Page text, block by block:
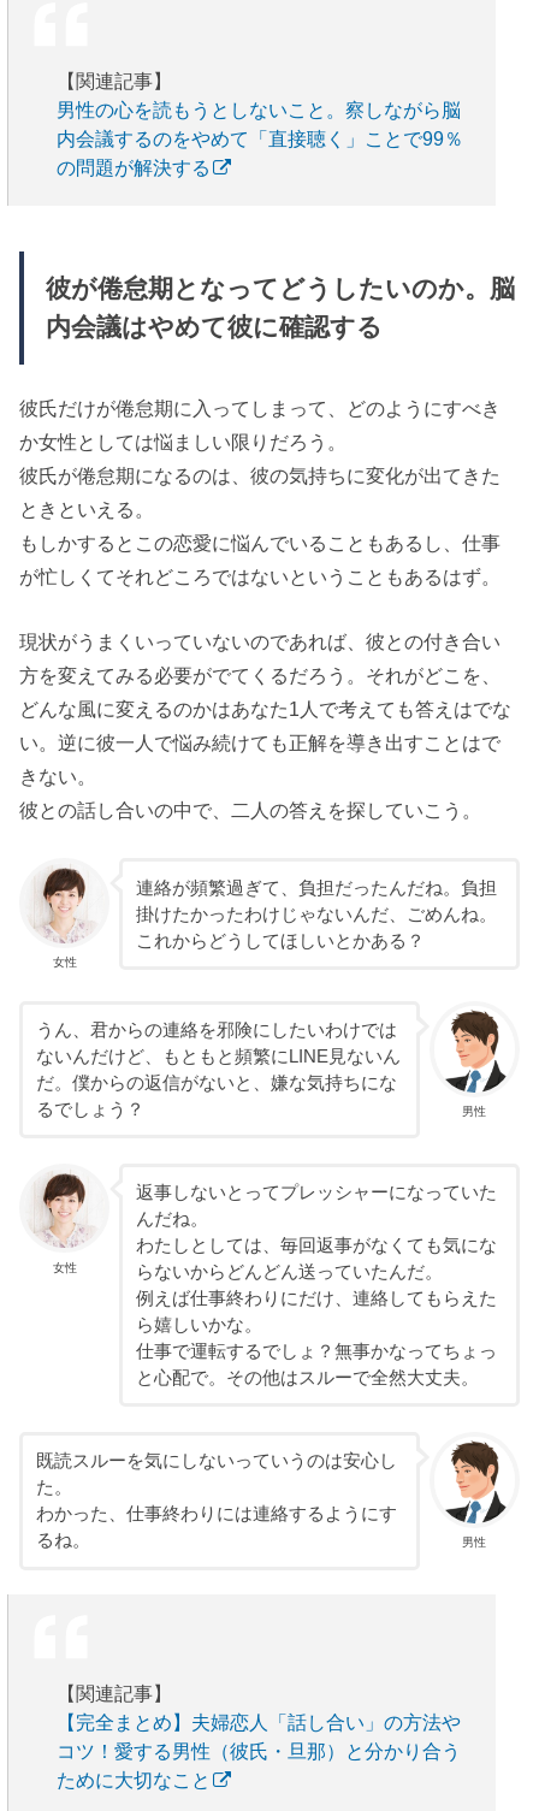
【関連記事】
男性の心を読もうとしないこと。察しながら脳
内会議するのをやめて「直接聴く」ことで99％
の問題が解決する
彼が倦怠期となってどうしたいのか。脳
内会議はやめて彼に確認する
彼氏だけが倦怠期に入ってしまって、どのようにすべき
か女性としては悩ましい限りだろう。
彼氏が倦怠期になるのは、彼の気持ちに変化が出てきた
ときといえる。
もしかするとこの恋愛に悩んでいることもあるし、仕事
が忙しくてそれどころではないということもあるはず。
現状がうまくいっていないのであれば、彼との付き合い
方を変えてみる必要がでてくるだろう。それがどこを、
どんな風に変えるのかはあなた1人で考えても答えはでな
い。逆に彼一人で悩み続けても正解を導き出すことはで
きない。
彼との話し合いの中で、二人の答えを探していこう。
女性
連絡が頻繁過ぎて、負担だったんだね。負担
掛けたかったわけじゃないんだ、ごめんね。
これからどうしてほしいとかある？
男性
うん、君からの連絡を邪険にしたいわけでは
ないんだけど、もともと頻繁にLINE見ないん
だ。僕からの返信がないと、嫌な気持ちにな
るでしょう？
女性
返事しないとってプレッシャーになっていた
んだね。
わたしとしては、毎回返事がなくても気にな
らないからどんどん送っていたんだ。
例えば仕事終わりにだけ、連絡してもらえた
ら嬉しいかな。
仕事で運転するでしょ？無事かなってちょっ
と心配で。その他はスルーで全然大丈夫。
男性
既読スルーを気にしないっていうのは安心し
た。
わかった、仕事終わりには連絡するようにす
るね。
【関連記事】
【完全まとめ】夫婦恋人「話し合い」の方法や
コツ！愛する男性（彼氏・旦那）と分かり合う
ために大切なこと